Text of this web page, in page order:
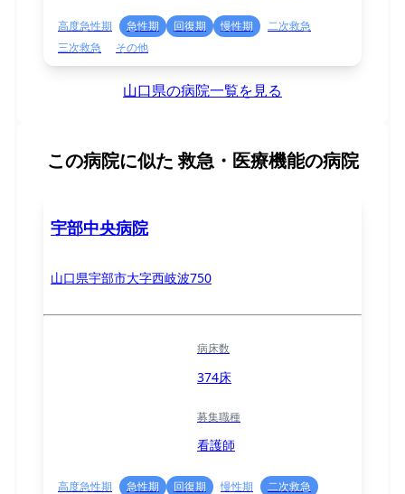
高度急性期 急性期 回復期 慢性期
二次救急
三次救急
その他
山口県の病院一覧を見る
この病院に似た 救急・医療機能の病院
宇部中央病院
山口県宇部市大字西岐波750
病床数
374床
募集職種
看護師
高度急性期 急性期 回復期 慢性期 二次救急